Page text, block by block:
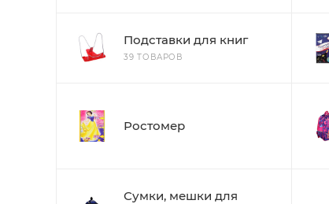
Подставки для книг
39 ТОВАРОВ
Ростомер
Сумки, мешки для